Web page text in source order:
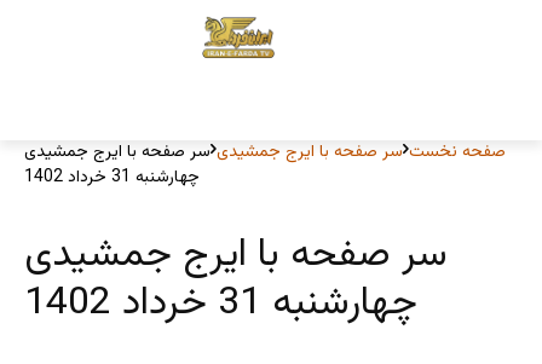
صفحه نخست سر صفحه با ایرج جمشیدی سر صفحه با ایرج جمشیدی
چهارشنبه 31 خرداد 1402
سر صفحه با ایرج جمشیدی
چهارشنبه 31 خرداد 1402